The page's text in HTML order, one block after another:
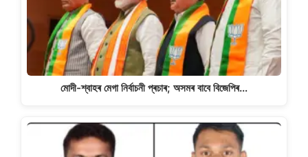
মোদী-শ্বাহৰ মেগা নিৰ্বাচনী প্ৰচাৰ; অসমৰ বাবে বিজেপিৰ…